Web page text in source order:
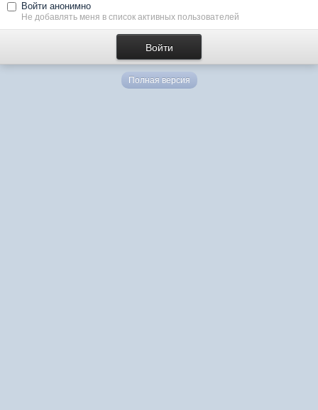
Войти анонимно
Не добавлять меня в список активных пользователей
Полная версия